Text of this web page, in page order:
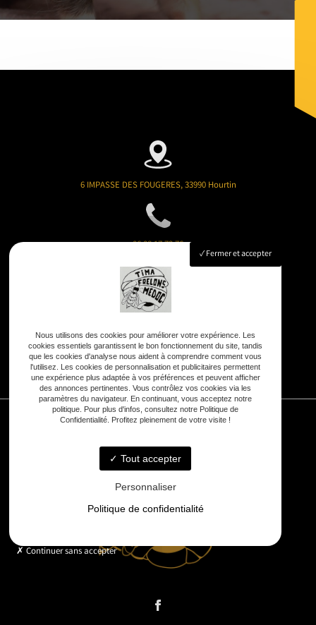
6 IMPASSE DES FOUGERES, 33990 Hourtin
06 08 17 73 76
timafrelonsmedoc@gmail.com
7j/7 :8h - 20h
Fermer et accepter
Nous utilisons des cookies pour améliorer votre expérience. Les
cookies essentiels garantissent le bon fonctionnement du site, tandis
que les cookies d'analyse nous aident à comprendre comment vous
l'utilisez. Les cookies de personnalisation et publicitaires permettent
une expérience plus adaptée à vos préférences et peuvent afficher
des annonces pertinentes. Vous contrôlez vos cookies via les
paramètres du navigateur. En continuant, vous acceptez notre
politique. Pour plus d'infos, consultez notre Politique de
Confidentialité. Profitez pleinement de votre visite !
Tout accepter
Personnaliser
Politique de confidentialité
Continuer sans accepter